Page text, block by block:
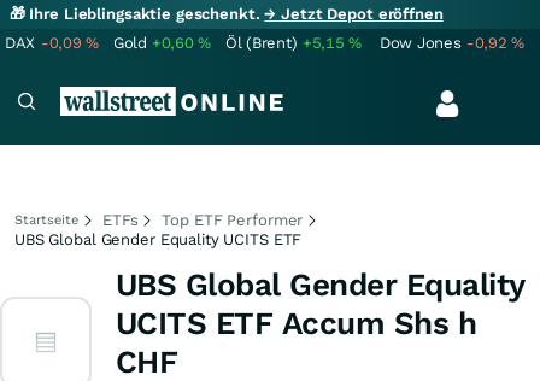
🎁 Ihre Lieblingsaktie geschenkt.→ Jetzt Depot eröffnen
DAX -0,09% Gold +0,60% Öl (Brent) +5,15% Dow Jones -0,92%
Startseite ETFs
Top ETF Performer
UBS Global Gender Equality UCITS ETF
UBS Global Gender Equality
UCITS ETF Accum Shs h
CHF